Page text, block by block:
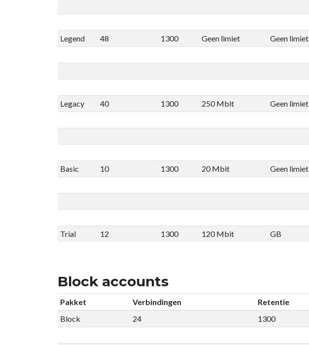
Legend
48 1300 Geen limiet Geen limiet
Legacy
40 1300 250 Mbit Geen limiet
Basic
10 1300 20 Mbit Geen limiet
Trial
12 1300 120 Mbit GB
Block accounts
Pakket Verbindingen Retentie
Block
24 1300